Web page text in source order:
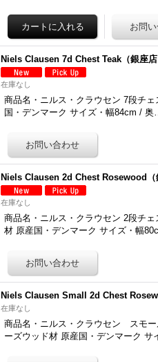
Niels Clausen 7d Chest Teak（銀座
在庫なし
商品名・ニルス・クラウセン 7段チ
国・デンマーク サイズ・幅84cm /
Niels Clausen 2d Chest Rosewood（
在庫なし
商品名・ニルス・クラウセン 2段チ
材 原産国・デンマーク サイズ・幅
Niels Clausen Small 2d Chest
在庫なし
商品名・ニルス・クラウセン スモー
ーズウッド材 原産国・デンマーク